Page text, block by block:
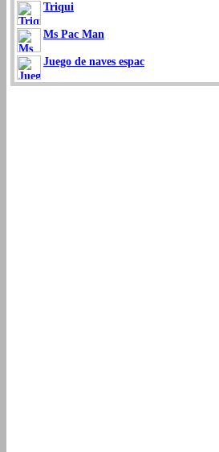
Triqui
Ms Pac Man
Juego de naves espac